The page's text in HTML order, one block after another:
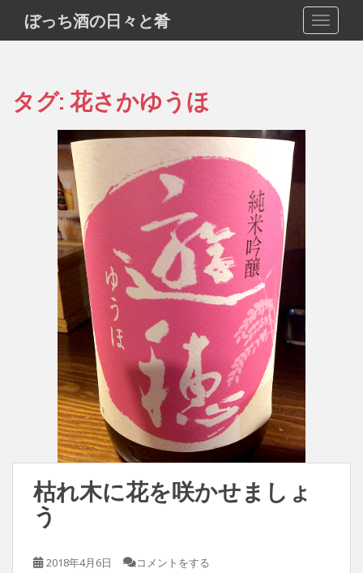
i
ぼっち酒の日々と肴
タグ: 花さかゆうほ
枯れ木に花を咲かせましょ
う
2018年4月6日 コメントをする